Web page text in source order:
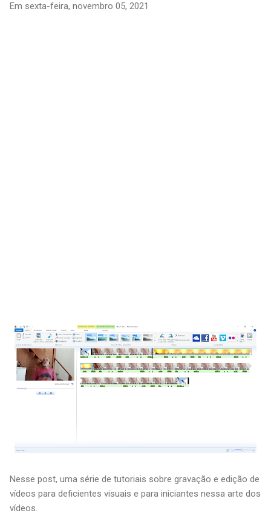
Em sexta-feira, novembro 05, 2021
Nesse post, uma série de tutoriais sobre gravação e edição de
vídeos para deficientes visuais e para iniciantes nessa arte dos
vídeos.